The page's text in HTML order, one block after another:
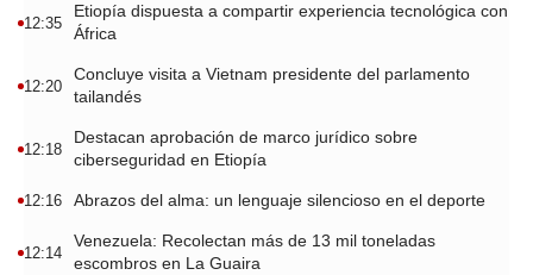
12:35
Etiopía dispuesta a compartir experiencia tecnológica con
África
12:20
Concluye visita a Vietnam presidente del parlamento
tailandés
12:18
Destacan aprobación de marco jurídico sobre
ciberseguridad en Etiopía
12:16 Abrazos del alma: un lenguaje silencioso en el deporte
12:14
Venezuela: Recolectan más de 13 mil toneladas
escombros en La Guaira